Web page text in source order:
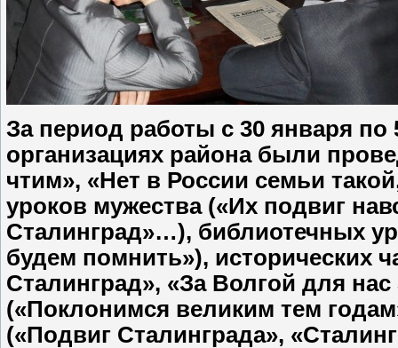
За период работы с 30 января по
организациях района были
чтим», «Нет в России семьи
уроков мужества («Их подвиг
Сталинград»…), библиотечных
будем помнить»), исторических
Сталинград», «За Волгой для
(«Поклонимся великим тем
(«Подвиг Сталинграда»,